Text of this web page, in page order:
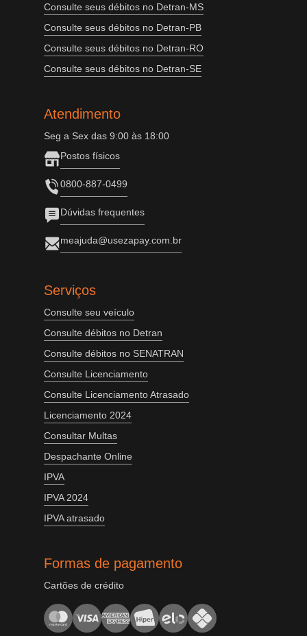
Consulte seus débitos no Detran-MS
Consulte seus débitos no Detran-PB
Consulte seus débitos no Detran-RO
Consulte seus débitos no Detran-SE
Atendimento
Seg a Sex das 9:00 às 18:00
Postos físicos
0800-887-0499
Dúvidas frequentes
meajuda@usezapay.com.br
Serviços
Consulte seu veículo
Consulte débitos no Detran
Consulte débitos no SENATRAN
Consulte Licenciamento
Consulte Licenciamento Atrasado
Licenciamento 2024
Consultar Multas
Despachante Online
IPVA
IPVA 2024
IPVA atrasado
Formas de pagamento
Cartões de crédito